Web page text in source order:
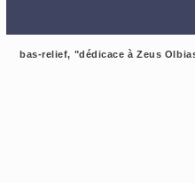
bas-relief, "dédicace à Zeus